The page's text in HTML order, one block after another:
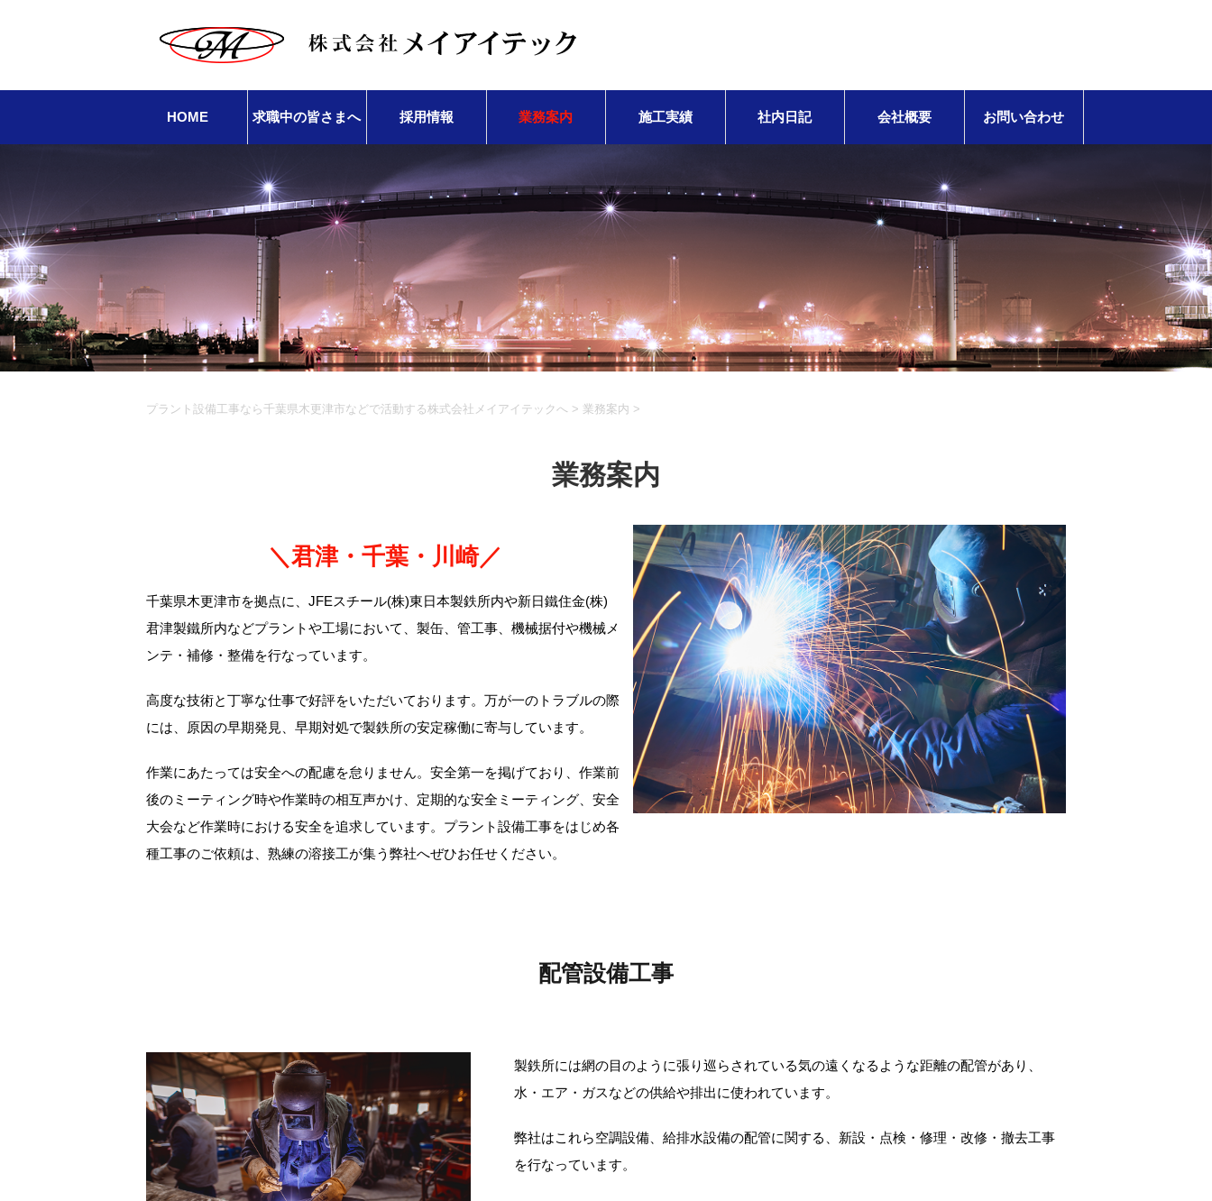
HOME 求職中の皆さまへ 採用情報 業務案内 施工実績 社内日記 会社概要 お問い合わせ
プラント設備工事なら千葉県木更津市などで活動する株式会社メイアイテックへ > 業務案内 >
業務案内
＼君津・千葉・川崎／
千葉県木更津市を拠点に、JFEスチール(株)東日本製鉄所内や新日鐵住金(株)
君津製鐵所内などプラントや工場において、製缶、管工事、機械据付や機械メ
ンテ・補修・整備を行なっています。
高度な技術と丁寧な仕事で好評をいただいております。万が一のトラブルの際
には、原因の早期発見、早期対処で製鉄所の安定稼働に寄与しています。
作業にあたっては安全への配慮を怠りません。安全第一を掲げており、作業前
後のミーティング時や作業時の相互声かけ、定期的な安全ミーティング、安全
大会など作業時における安全を追求しています。プラント設備工事をはじめ各
種工事のご依頼は、熟練の溶接工が集う弊社へぜひお任せください。
配管設備工事
製鉄所には網の目のように張り巡らされている気の遠くなるような距離の配管があり、
水・エア・ガスなどの供給や排出に使われています。
弊社はこれら空調設備、給排水設備の配管に関する、新設・点検・修理・改修・撤去工事
を行なっています。